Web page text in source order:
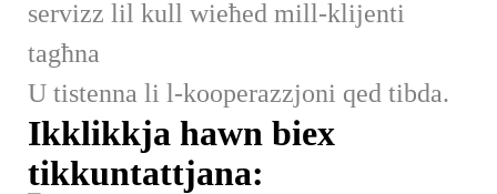
servizz lil kull wieħed mill-klijenti
tagħna
U tistenna li l-kooperazzjoni qed tibda.
Ikklikkja hawn biex
tikkuntattjana: